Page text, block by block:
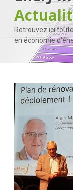
Retrouvez ici
en économie